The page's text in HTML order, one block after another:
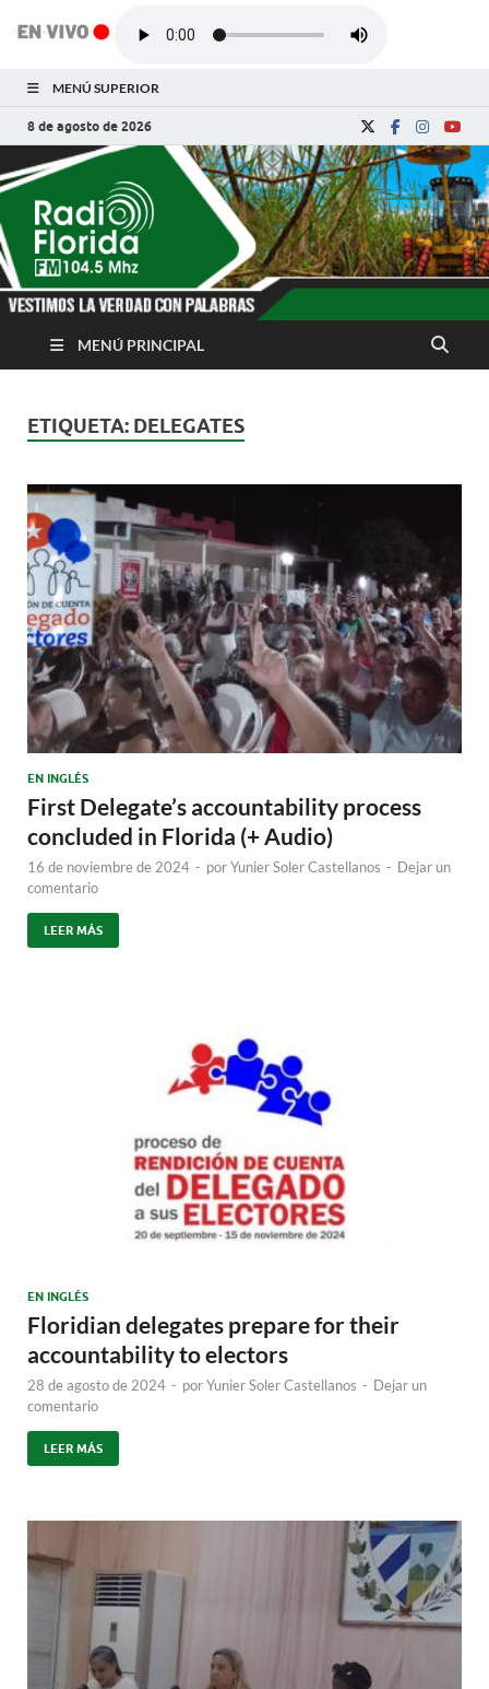
MENÚ SUPERIOR
8 de agosto de 2026
Radio Florida de
Cuba
Noticias y Actualidades de Florida, Camagüey,
MENÚ PRINCIPAL
ETIQUETA: DELEGATES
EN INGLÉS
First Delegate’s accountability process
concluded in Florida (+ Audio)
16 de noviembre de 2024 - porYunier Soler Castellanos - Dejar un
comentario
LEER MÁS
EN INGLÉS
Floridian delegates prepare for their
accountability to electors
28 de agosto de 2024 - porYunier Soler Castellanos - Dejar un
comentario
LEER MÁS